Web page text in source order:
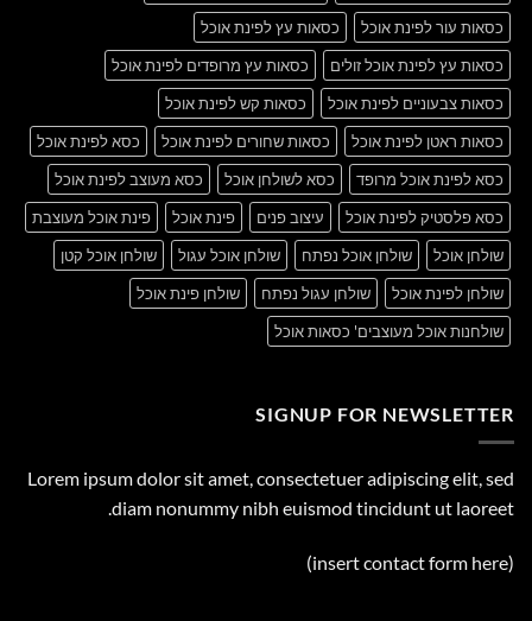
כסאות עור לפינת אוכל
כסאות עץ לפינת אוכל
כסאות עץ לפינת אוכל זולים
כסאות עץ מרופדים לפינת אוכל
כסאות צבעוניים לפינת אוכל
כסאות קש לפינת אוכל
כסאות ראטן לפינת אוכל
כסאות שחורים לפינת אוכל
כסא לפינת אוכל
כסא לפינת אוכל מרופד
כסא לשולחן אוכל
כסא מעוצב לפינת אוכל
כסא פלסטיק לפינת אוכל
עיצוב פנים פינת אוכל
פינת אוכל מעוצבת
שולחן אוכל
שולחן אוכל נפתח שולחן אוכל עגול
שולחן אוכל קטן
שולחן לפינת אוכל
שולחן עגול נפתח
שולחן פינת אוכל
שולחנות אוכל מעוצבים' כסאות אוכל
SIGNUP FOR NEWSLETTER
Lorem ipsum dolor sit amet, consectetuer adipiscing elit, sed
diam nonummy nibh euismod tincidunt ut laoreet.
(insert contact form here)